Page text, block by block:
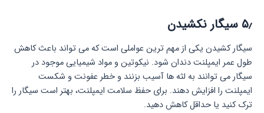
۵٫ سیگار نکشیدن
سیگار کشیدن یکی از مهم ترین عواملی است که می تواند باعث کاهش
طول عمر ایمپلنت دندان شود. نیکوتین و مواد شیمیایی موجود در
سیگار می توانند به لثه ها آسیب بزنند و خطر عفونت و شکست
ایمپلنت را افزایش دهند. برای حفظ سلامت ایمپلنت، بهتر است سیگار را
ترک کنید یا حداقل کاهش دهید.